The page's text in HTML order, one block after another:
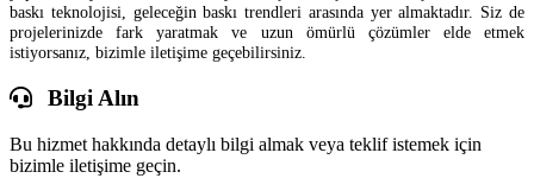
baskı teknolojisi, geleceğin baskı trendleri arasında yer almaktadır. Siz de
projelerinizde fark yaratmak ve uzun ömürlü çözümler elde etmek
istiyorsanız, bizimle iletişime geçebilirsiniz.
Bilgi Alın
Bu hizmet hakkında detaylı bilgi almak veya teklif istemek için
bizimle iletişime geçin.